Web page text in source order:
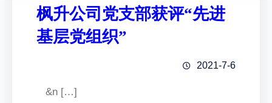
枫升公司党支部获评“先进
基层党组织”
2021-7-6
&n […]